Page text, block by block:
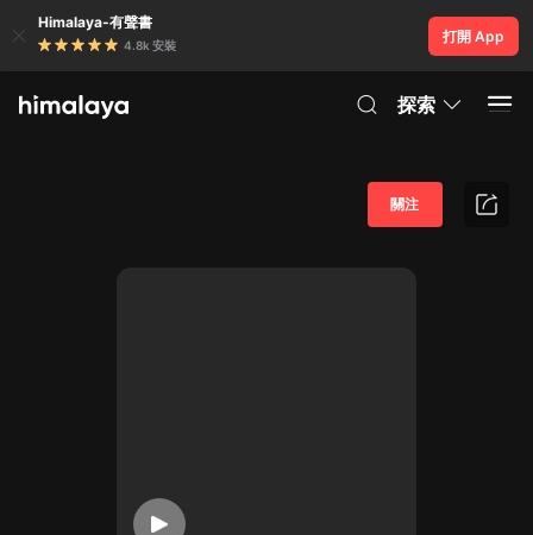
Himalaya-有聲書
4.8k 安裝
打開 App
探索
關注